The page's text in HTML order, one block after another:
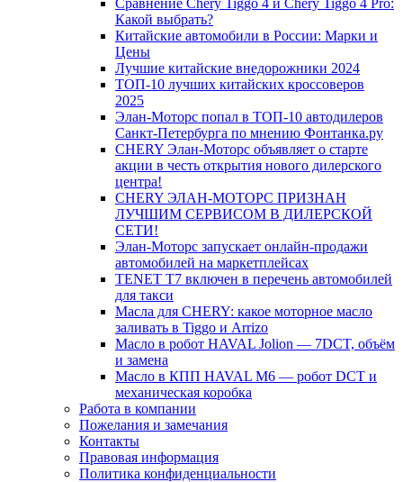
Сравнение Chery Tiggo 4 и Chery Tiggo 4 Pro:
Какой выбрать?
Китайские автомобили в России: Марки и
Цены
Лучшие китайские внедорожники 2024
ТОП-10 лучших китайских кроссоверов
2025
Элан-Моторс попал в ТОП-10 автодилеров
Санкт-Петербурга по мнению Фонтанка.ру
CHERY Элан-Моторс объявляет о старте
акции в честь открытия нового дилерского
центра!
CHERY ЭЛАН-МОТОРС ПРИЗНАН
ЛУЧШИМ СЕРВИСОМ В ДИЛЕРСКОЙ
СЕТИ!
Элан-Моторс запускает онлайн-продажи
автомобилей на маркетплейсах
TENET T7 включен в перечень автомобилей
для такси
Масла для CHERY: какое моторное масло
заливать в Tiggo и Arrizo
Масло в робот HAVAL Jolion — 7DCT, объём
и замена
Масло в КПП HAVAL M6 — робот DCT и
механическая коробка
Работа в компании
Пожелания и замечания
Контакты
Правовая информация
Политика конфиденциальности